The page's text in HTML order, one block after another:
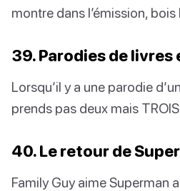
montre dans l’émission, bois
39. Parodies de livres
Lorsqu’il y a une parodie
prends pas deux mais
40. Le retour de
Family Guy aime Superman